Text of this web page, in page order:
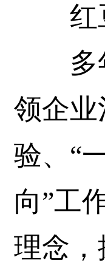
红豆
多年
领企业
验、“
向”工
理念，